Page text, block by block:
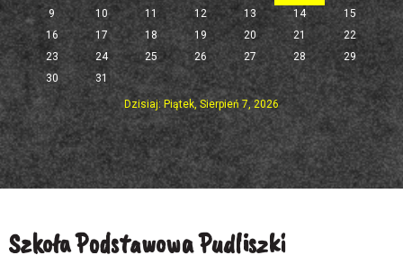
9
10 11 12 13 14
15
16
17 18 19 20 21
22
23
24 25 26 27 28
29
30
31
Dzisiaj: Piątek, Sierpień 7, 2026
Szkoła Podstawowa Pudliszki